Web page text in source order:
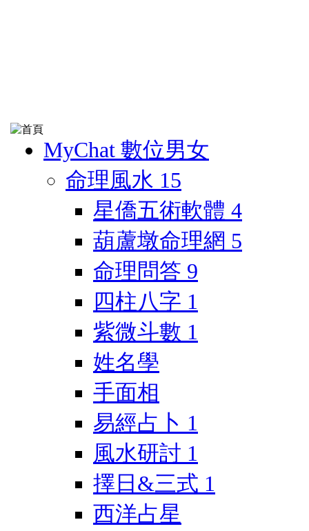
MyChat 數位男女
命理風水 15
星僑五術軟體 4
葫蘆墩命理網 5
命理問答 9
四柱八字 1
紫微斗數 1
姓名學
手面相
易經占卜 1
風水研討 1
擇日&三式 1
西洋占星